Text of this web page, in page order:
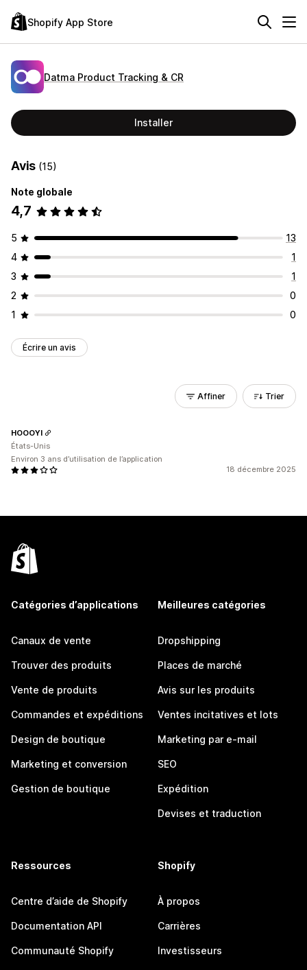
Shopify App Store
Datma Product Tracking & CR
Installer
Avis (15)
Note globale
4,7
5
13
4
1
3
1
2
0
1
0
Écrire un avis
Affiner Trier
18 décembre 2025
HOOOYI
États-Unis
Environ 3 ans d’utilisation de l’application
Catégories d’applications
Canaux de vente
Trouver des produits
Vente de produits
Commandes et expéditions
Design de boutique
Marketing et conversion
Gestion de boutique
Meilleures catégories
Dropshipping
Places de marché
Avis sur les produits
Ventes incitatives et lots
Marketing par e-mail
SEO
Expédition
Devises et traduction
Ressources
Centre d’aide de Shopify
Documentation API
Communauté Shopify
Shopify
À propos
Carrières
Investisseurs